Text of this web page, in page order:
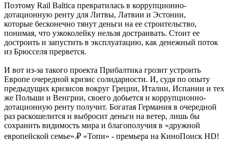
Поэтому Rail Baltica превратилась в коррупционно-
дотационную ренту для Литвы, Латвии и Эстонии,
которые бесконечно тянут деньги на ее строительство,
понимая, что узкоколейку нельзя достраивать. Стоит ее
достроить и запустить в эксплуатацию, как денежный поток
из Брюсселя прервется.
И вот из-за такого проекта Прибалтика грозит устроить
Европе очередной кризис солидарности. И, судя по опыту
предыдущих кризисов вокруг Греции, Италии, Испании и тех
же Польши и Венгрии, своего добьется и коррупционно-
дотационную ренту получит. Богатая Германия в очередной
раз раскошелится и выбросит деньги на ветер, лишь бы
сохранить видимость мира и благополучия в «дружной
европейской семье».₽ «Топи» - премьера на КиноПоиск HD!